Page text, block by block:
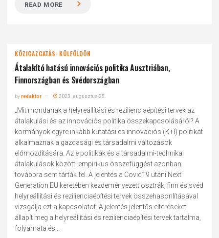
READ MORE
KÖZIGAZGATÁS: KÜLFÖLDÖN
Átalakító hatású innovációs politika Ausztriában,
Finnországban és Svédországban
byredaktor 2023. augusztus 25.
„Mit mondanak a helyreállítási és rezilienciaépítési tervek az
átalakulási és az innovációs politika összekapcsolásáról? A
kormányok egyre inkább kutatási és innovációs (K+I) politikát
alkalmaznak a gazdasági és társadalmi változások
előmozdítására. Az e politikák és a társadalmi-technikai
átalakulások közötti empirikus összefüggést azonban
továbbra sem tárták fel. A jelentés a Covid19 utáni Next
Generation EU keretében kezdeményezett osztrák, finn és svéd
helyreállítási és rezilienciaépítési tervek összehasonlításával
vizsgálja ezt a kapcsolatot. A jelentés jelentős eltéréseket
állapít meg a helyreállítási és rezilienciaépítési tervek tartalma,
folyamata és...